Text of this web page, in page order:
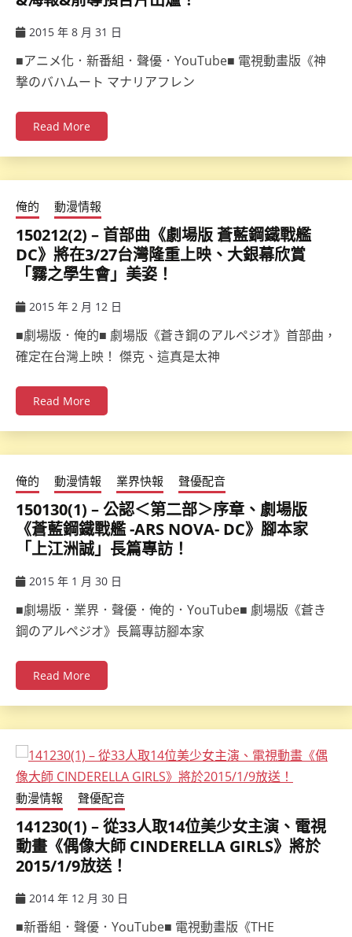
2015 年 8 月 31 日
■アニメ化．新番組．聲優．YouTube■ 電視動畫版《神
撃のバハムート マナリアフレン
Read More
俺的 動漫情報
150212(2) – 首部曲《劇場版 蒼藍鋼鐵戰艦
DC》將在3/27台灣隆重上映、大銀幕欣賞
「霧之學生會」美姿！
2015 年 2 月 12 日
■劇場版．俺的■ 劇場版《蒼き鋼のアルペジオ》首部曲，
確定在台灣上映！ 傑克、這真是太神
Read More
俺的 動漫情報 業界快報 聲優配音
150130(1) – 公認＜第二部＞序章、劇場版
《蒼藍鋼鐵戰艦 -ARS NOVA- DC》腳本家
「上江洲誠」長篇專訪！
2015 年 1 月 30 日
■劇場版．業界．聲優．俺的．YouTube■ 劇場版《蒼き
鋼のアルペジオ》長篇專訪腳本家
Read More
動漫情報 聲優配音
141230(1) – 從33人取14位美少女主演、電視
動畫《偶像大師 CINDERELLA GIRLS》將於
2015/1/9放送！
2014 年 12 月 30 日
■新番組．聲優．YouTube■ 電視動畫版《THE